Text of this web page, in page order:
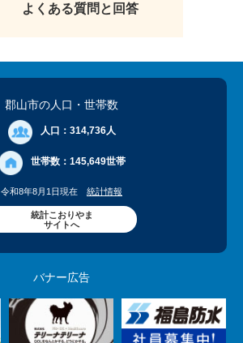
よくある質問と回答
郡山市の人口 ・世帯数
人口： 314,736人
世帯数： 145,649世帯
令和8年8月1日現在 統計情報
統計こおりやま
サイトへ
バナー広告